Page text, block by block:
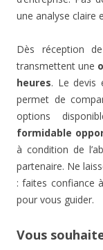
une analyse claire
Dès réception
transmettent une
heures. Le devis
permet de
options
formidable
à condition de
partenaire. Ne
: faites confiance
pour vous guider.
Vous